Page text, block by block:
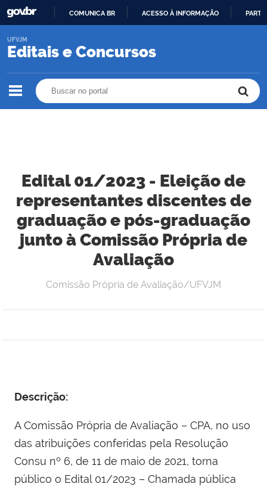
O
COMUNICA BR ACESSO À INFORMAÇÃO
Editais e Concursos
UFVJM
Edital 01/2023 - Eleição de
representantes discentes de
graduação e pós-graduação
junto à Comissão Própria de
Avaliação
Comissão Própria de Avaliação/UFVJM
Descrição:
A Comissão Própria de Avaliação – CPA, no uso
das atribuições conferidas pela Resolução
Consu nº 6, de 11 de maio de 2021, torna
público o Edital 01/2023 – Chamada pública